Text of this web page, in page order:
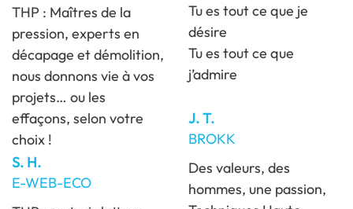
Tu es tout ce que je
désire
Tu es tout ce que
j’admire
THP : Maîtres de la
pression, experts en
décapage et démolition,
nous donnons vie à vos
projets… ou les
effaçons, selon votre
choix !
J. T.
BROKK
Des valeurs, des
hommes, une passion,
S. H.
E-WEB-ECO